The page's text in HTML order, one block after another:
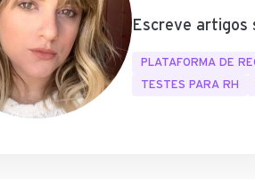
Escreve artigos
PLATAFORMA DE
TESTES PARA RH